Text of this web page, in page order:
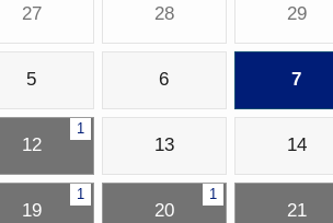
27 28 29
5 6 7
1
12 13 14
1
19
1
20 21